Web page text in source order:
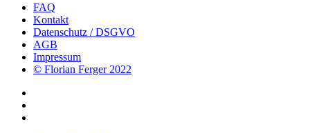
FAQ
Kontakt
Datenschutz / DSGVO
AGB
Impressum
© Florian Ferger 2022